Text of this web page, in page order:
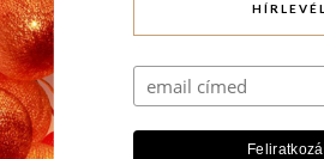
HÍRLEVÉL